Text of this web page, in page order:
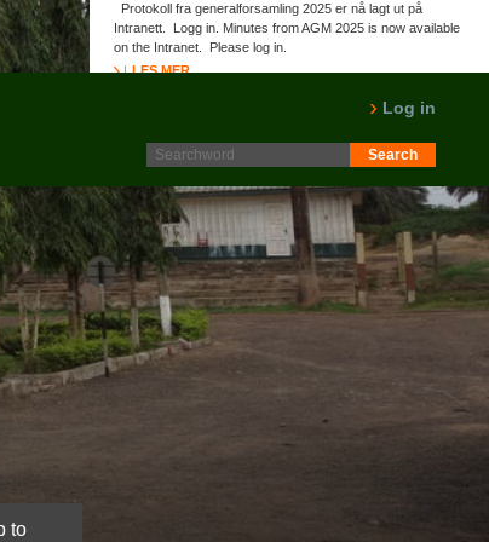
Log in
Protokoll fra generalforsamling 2025 er nå lagt ut på
Intranett. Logg in. Minutes from AGM 2025 is now available
on the Intranet. Please log in.
LES MER
to